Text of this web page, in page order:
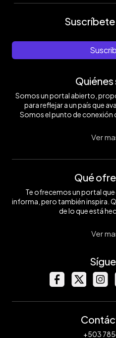
Somos un portal abierto,
para reflejar a un país que
Somos el punto de conexión
Ver
Qué
Te ofrecemos un portal
informa, pero también inspira.
de lo que está
Ver
+503